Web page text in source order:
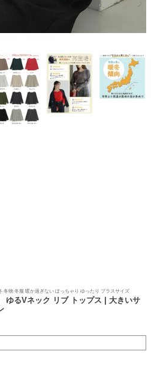
冬物 冬服 暖か過ぎない ぽっちゃり ゆったり プラスサイズ
ゆるVネック リブ トップス | 大きいサ